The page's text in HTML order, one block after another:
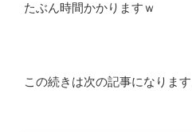
たぶん時間かかりますｗ
この続きは次の記事になります